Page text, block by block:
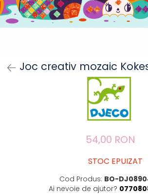
Joc creativ mozaic
54,00 RON
STOC EPUIZAT
Cod Produs: BO-
Ai nevoie de ajutor?